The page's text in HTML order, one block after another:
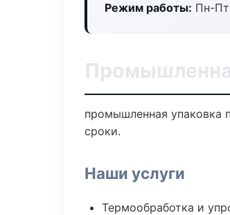
Режим работы: Пн-
промышленная упаковка
сроки.
Наши услуги
Термообработка и